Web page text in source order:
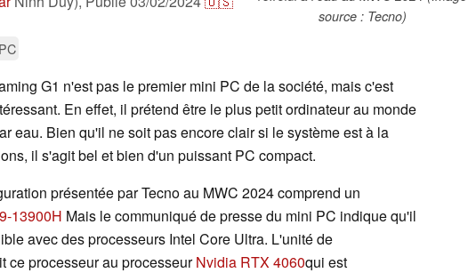
source : Tecno)
G1 n'est pas le premier mini PC de la société, mais c'est
En effet, il prétend être le plus petit ordinateur au monde
eau. Bien qu'il ne soit pas encore clair si le système est à la
il s'agit bel et bien d'un puissant PC compact.
présentée par Tecno au MWC 2024 comprend un
13900H Mais le communiqué de presse du mini PC indique qu'il
avec des processeurs Intel Core Ultra. L'unité de
ce processeur au processeurNvidia RTX 4060qui est